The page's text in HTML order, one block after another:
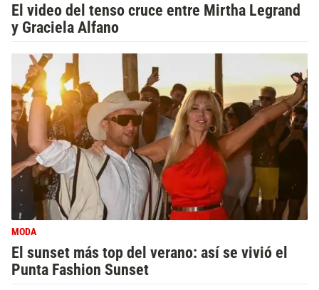
El video del tenso cruce entre Mirtha Legrand
y Graciela Alfano
MODA
El sunset más top del verano: así se vivió el
Punta Fashion Sunset